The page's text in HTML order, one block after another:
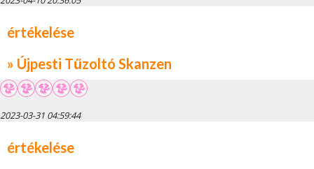
értékelése
» Újpesti Tűzoltó Skanzen
2023-03-31 04:59:44
értékelése